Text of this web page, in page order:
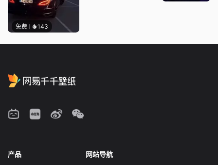
免费 143
产品 网站导航